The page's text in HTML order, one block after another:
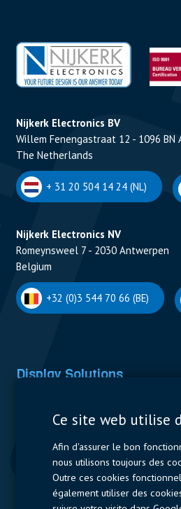
Nijkerk Electronics BV
Willem Fenengastraat 12 - 1096 BN
The Netherlands
+ 31 20 504 14 24 (NL)
Nijkerk Electronics NV
Romeynsweel 7 - 2030 Antwerpen
Belgium
+32 (0)3 544 70 66 (BE)
Display Solutions
Ce site web utilise
Afin d'assurer le bon
nous utilisons toujours des
Outre ces cookies
également utiliser des